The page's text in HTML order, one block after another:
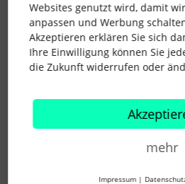
ich kenne das Recruiting von
Ist es ein eigenes “Online-Tool”
damit dar?
Ich selber habe immer mal wieder
Personio verknüpfte E-Mail senden
das Recruiting /
Websites genutzt wird, damit
anpassen und Werbung
Akzeptieren erklären Sie sich
Ihre Einwilligung können Sie
die Zukunft widerrufen oder
mehr
Impressum |